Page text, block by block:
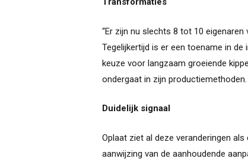
“Er zijn nu slechts 8 tot 10
Tegelijkertijd is er een toename in
keuze voor langzaam groeiende
ondergaat in zijn productiemethoden.
Duidelijk signaal
Oplaat ziet al deze veranderingen
aanwijzing van de aanhoudende